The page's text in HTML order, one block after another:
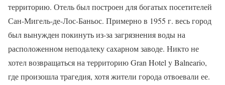
территорию. Отель был построен для богатых посетителей
Сан-Мигель-де-Лос-Баньос. Примерно в 1955 г. весь город
был вынужден покинуть из-за загрязнения воды на
расположенном неподалеку сахарном заводе. Никто не
хотел возвращаться на территорию Gran Hotel y Balneario,
где произошла трагедия, хотя жители города отвоевали ее.